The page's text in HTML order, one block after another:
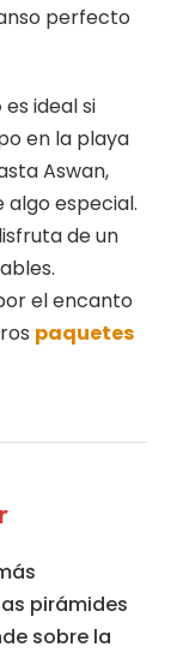
perfecto
es ideal si
en la playa
Aswan,
algo especial.
de un
el encanto
paquetes
pirámides
sobre la